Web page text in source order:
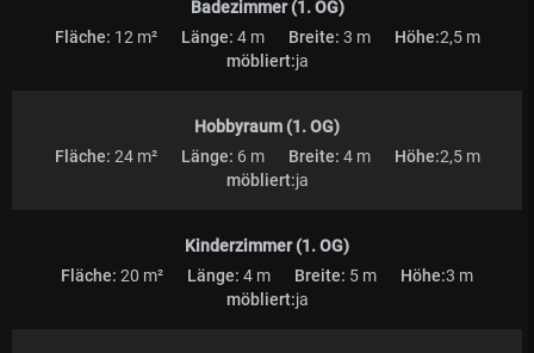
Badezimmer (1. OG)
Fläche: 12 m² Länge: 4 m Breite: 3 m Höhe:2,5 m
möbliert:ja
Hobbyraum (1. OG)
Fläche: 24 m² Länge: 6 m Breite: 4 m Höhe:2,5 m
möbliert:ja
Kinderzimmer (1. OG)
Fläche: 20 m² Länge: 4 m Breite: 5 m Höhe:3 m
möbliert:ja